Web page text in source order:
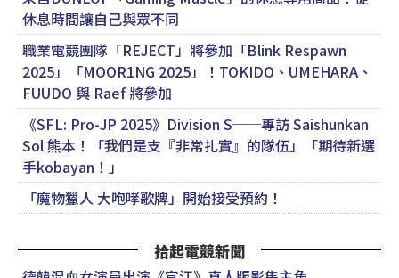
休息時間讓自己與眾不同
職業電競團隊「REJECT」將參加「Blink Respawn
2025」「MOOR1NG 2025」！TOKIDO、UMEHARA、
FUUDO 與 Raef 將參加
《SFL: Pro-JP 2025》Division S──專訪 Saishunkan
Sol 熊本！「我們是支『非常扎實』的隊伍」「期待新選
手kobayan！」
「魔物獵人 大咆哮歌牌」開始接受預約！
拾起電競新聞